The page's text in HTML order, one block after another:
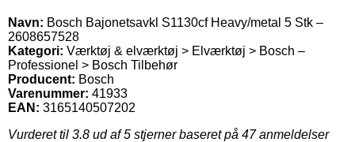
Navn: Bosch Bajonetsavkl S1130cf Heavy/metal 5 Stk –
2608657528
Kategori: Værktøj & elværktøj > Elværktøj > Bosch –
Professionel > Bosch Tilbehør
Producent: Bosch
Varenummer: 41933
EAN: 3165140507202
Vurderet til 3.8 ud af 5 stjerner baseret på 47anmeldelser